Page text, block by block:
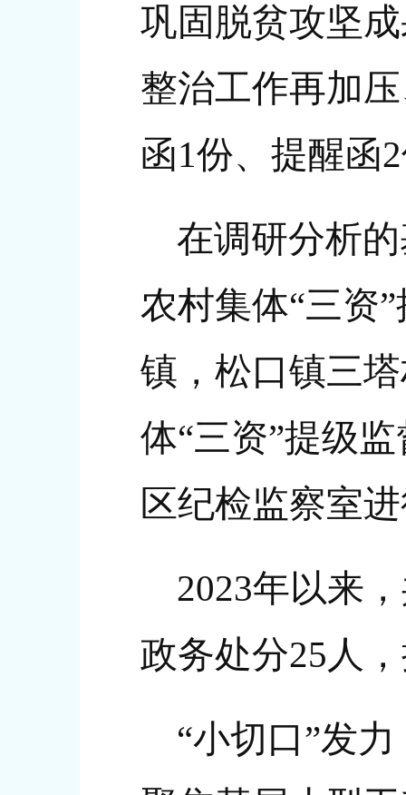
巩固脱贫攻坚
整治工作再加
函1份、提醒函
在调研分析
农村集体“三资
镇，松口镇三
体“三资”提级
区纪检监察室
2023年以来
政务处分25人
“小切口”发